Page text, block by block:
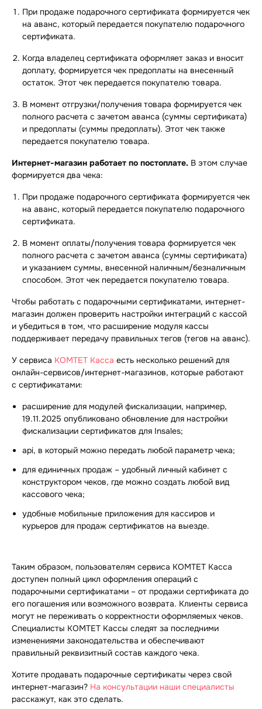
При продаже подарочного сертификата формируется чек
на аванс, который передается покупателю подарочного
сертификата.
Когда владелец сертификата оформляет заказ и вносит
доплату, формируется чек предоплаты на внесенный
остаток. Этот чек передается покупателю товара.
В момент отгрузки/получения товара формируется чек
полного расчета с зачетом аванса (суммы сертификата)
и предоплаты (суммы предоплаты). Этот чек также
передается покупателю товара.
Интернет-магазин работает по постоплате. В этом случае
формируется два чека:
При продаже подарочного сертификата формируется чек
на аванс, который передается покупателю подарочного
сертификата.
В момент оплаты/получения товара формируется чек
полного расчета с зачетом аванса (суммы сертификата)
и указанием суммы, внесенной наличным/безналичным
способом. Этот чек передается покупателю товара.
Чтобы работать с подарочными сертификатами, интернет-
магазин должен проверить настройки интеграций с кассой
и убедиться в том, что расширение модуля кассы
поддерживает передачу правильных тегов (тегов на аванс).
У сервиса КОМТЕТ Касса есть несколько решений для
онлайн-сервисов/интернет-магазинов, которые работают
с сертификатами:
расширение для модулей фискализации, например,
19.11.2025 опубликовано обновление для настройки
фискализации сертификатов для Insales;
api, в который можно передать любой параметр чека;
для единичных продаж – удобный личный кабинет с
конструктором чеков, где можно создать любой вид
кассового чека;
удобные мобильные приложения для кассиров и
курьеров для продаж сертификатов на выезде.
Таким образом, пользователям сервиса КОМТЕТ Касса
доступен полный цикл оформления операций с
подарочными сертификатами – от продажи сертификата до
его погашения или возможного возврата. Клиенты сервиса
могут не переживать о корректности оформляемых чеков.
Специалисты КОМТЕТ Кассы следят за последними
изменениями законодательства и обеспечивают
правильный реквизитный состав каждого чека.
Хотите продавать подарочные сертификаты через свой
интернет-магазин? На консультации наши специалисты
расскажут, как это сделать.